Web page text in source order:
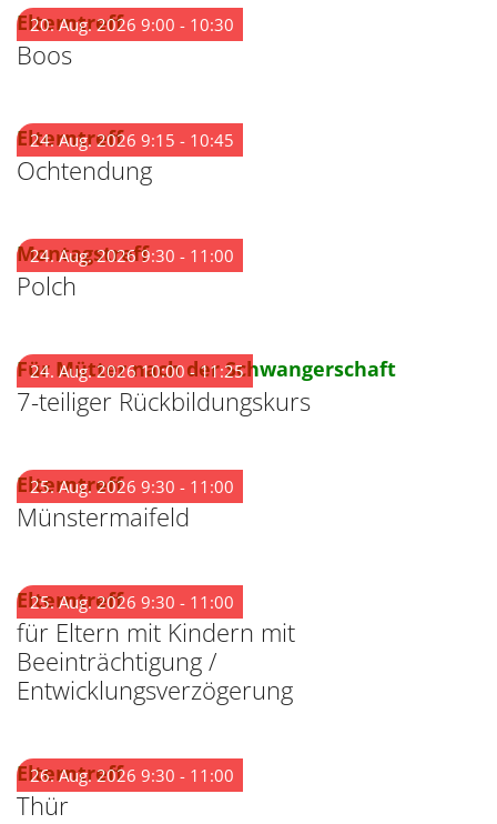
Elterntreff:
Boos
20. Aug. 2026 9:00 - 10:30
Elterntreff:
Ochtendung
24. Aug. 2026 9:15 - 10:45
Montagstreff:
Polch
24. Aug. 2026 9:30 - 11:00
Für Mütter nach der Schwangerschaft:
7-teiliger Rückbildungskurs
24. Aug. 2026 10:00 - 11:25
Elterntreff:
Münstermaifeld
25. Aug. 2026 9:30 - 11:00
Elterntreff:
für Eltern mit Kindern mit
Beeinträchtigung /
Entwicklungsverzögerung
25. Aug. 2026 9:30 - 11:00
Elterntreff:
Thür
26. Aug. 2026 9:30 - 11:00